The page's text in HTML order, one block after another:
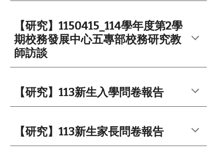
【研究】1150415_114學年度第2學
期校務發展中心五專部校務研究教
師訪談
【研究】113新生入學問卷報告
【研究】113新生家長問卷報告